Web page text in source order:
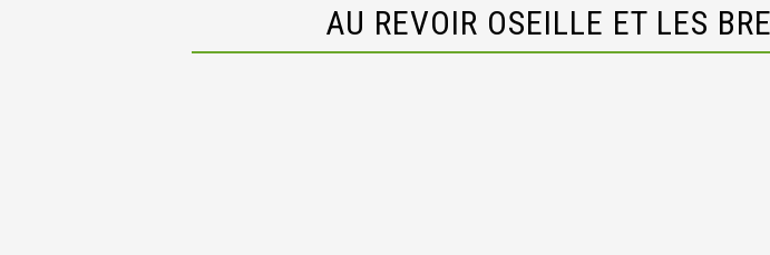
AU REVOIR OSEILLE ET LES